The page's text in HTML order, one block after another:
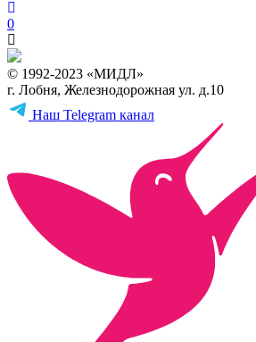
0
© 1992-2023 «МИДЛ»
г. Лобня, Железнодорожная ул. д.10
Наш Telegram канал